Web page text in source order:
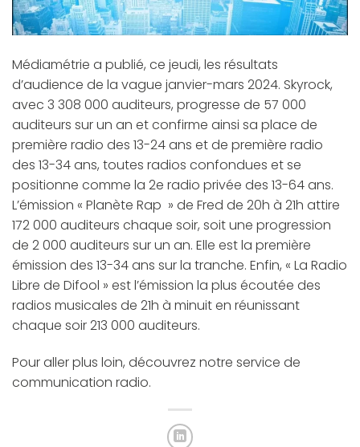
Médiamétrie a publié, ce jeudi, les résultats
d’audience de la vague janvier-mars 2024. Skyrock,
avec 3 308 000 auditeurs, progresse de 57 000
auditeurs sur un an et confirme ainsi sa place de
première radio des 13-24 ans et de première radio
des 13-34 ans, toutes radios confondues et se
positionne comme la 2e radio privée des 13-64 ans.
L’émission « Planète Rap » de Fred de 20h à 21h attire
172 000 auditeurs chaque soir, soit une progression
de 2 000 auditeurs sur un an. Elle est la première
émission des 13-34 ans sur la tranche. Enfin, « La Radio
Libre de Difool » est l’émission la plus écoutée des
radios musicales de 21h à minuit en réunissant
chaque soir 213 000 auditeurs.
Pour aller plus loin, découvrez notre service de
communication radio.